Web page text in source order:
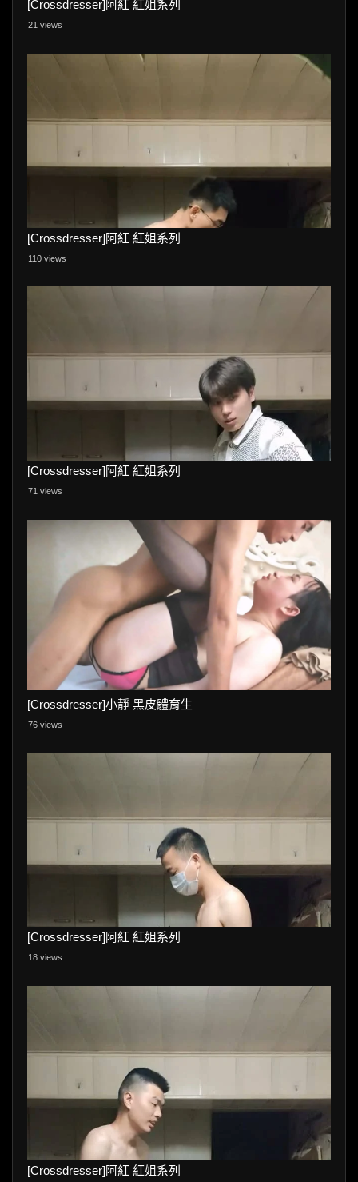
[Crossdresser]阿紅 紅姐系列
21 views
[Crossdresser]阿紅 紅姐系列
110 views
[Crossdresser]阿紅 紅姐系列
71 views
[Crossdresser]小靜 黑皮體育生
76 views
[Crossdresser]阿紅 紅姐系列
18 views
[Crossdresser]阿紅 紅姐系列